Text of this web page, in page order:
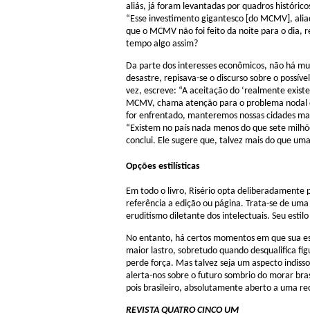
aliás, já foram levantadas por quadros
“Esse investimento gigantesco [do MCMV],
que o MCMV não foi feito da noite para o dia,
tempo algo assim?
Da parte dos interesses econômicos, não há
desastre, repisava-se o discurso sobre o
vez, escreve: “A aceitação do ‘realmente
MCMV, chama atenção para o problema
for enfrentado, manteremos nossas cidades
“Existem no país nada menos do que sete
conclui. Ele sugere que, talvez mais do que
Opções estilísticas
Em todo o livro, Risério opta deliberadamente
referência a edição ou página. Trata-se de
eruditismo diletante dos intelectuais. Seu
No entanto, há certos momentos em que sua
maior lastro, sobretudo quando desqualifica
perde força. Mas talvez seja um aspecto
alerta-nos sobre o futuro sombrio do morar
pois brasileiro, absolutamente aberto a uma
REVISTA QUATRO CINCO UM